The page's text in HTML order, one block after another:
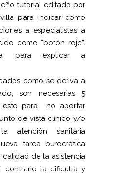
tutorial editado por
para indicar cómo
a especialistas a
como “botón rojo”.
para explicar a
cómo se deriva a
son necesarias 5
esto para no aportar
de vista clínico y/o
atención sanitaria
tarea burocrática
calidad de la asistencia
contrario la dificulta y